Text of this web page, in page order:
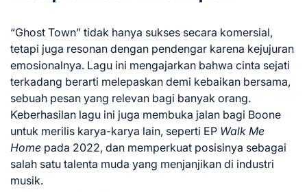
“Ghost Town” tidak hanya sukses secara komersial,
tetapi juga resonan dengan pendengar karena kejujuran
emosionalnya. Lagu ini mengajarkan bahwa cinta sejati
terkadang berarti melepaskan demi kebaikan bersama,
sebuah pesan yang relevan bagi banyak orang.
Keberhasilan lagu ini juga membuka jalan bagi Boone
untuk merilis karya-karya lain, seperti EP Walk Me
Home pada 2022, dan memperkuat posisinya sebagai
salah satu talenta muda yang menjanjikan di industri
musik.